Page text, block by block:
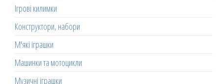
Ігрові килимки
Конструктори, набори
М'які іграшки
Машинки та мотоцикли
Музичні іграшки